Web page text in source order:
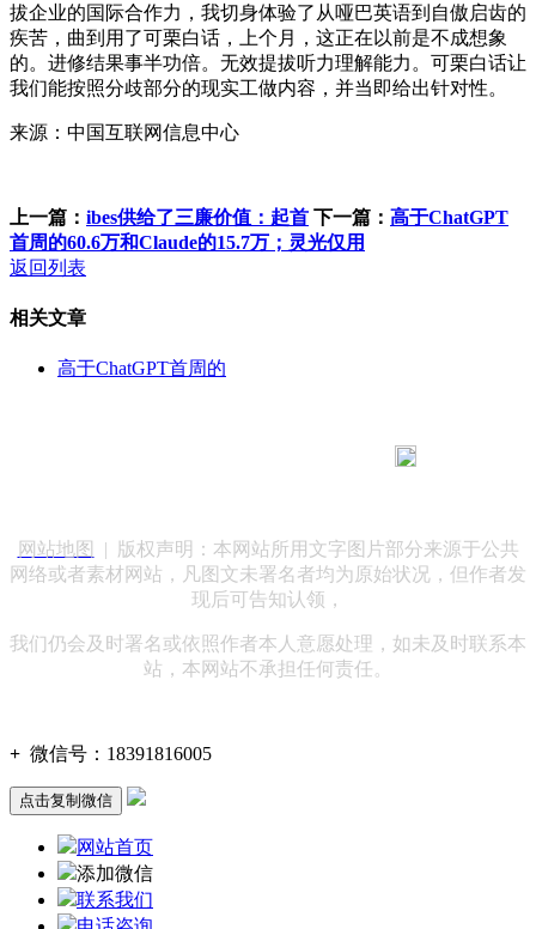
拔企业的国际合作力，我切身体验了从哑巴英语到自傲启齿的
疾苦，曲到用了可栗白话，上个月，这正在以前是不成想象
的。进修结果事半功倍。无效提拔听力理解能力。可栗白话让
我们能按照分歧部分的现实工做内容，并当即给出针对性。
来源：中国互联网信息中心
上一篇： ibes供给了三廉价值：起首 下一篇： 高于ChatGPT
首周的60.6万和Claude的15.7万；灵光仅用
返回列表
相关文章
高于ChatGPT首周的
网站地图
| 版权声明：本网站所用文字图片部分来源于公共
网络或者素材网站，凡图文未署名者均为原始状况，但作者发
现后可告知认领，
我们仍会及时署名或依照作者本人意愿处理，如未及时联系本
站，本网站不承担任何责任。
+ 微信号： 18391816005
点击复制微信
网站首页
添加微信
联系我们